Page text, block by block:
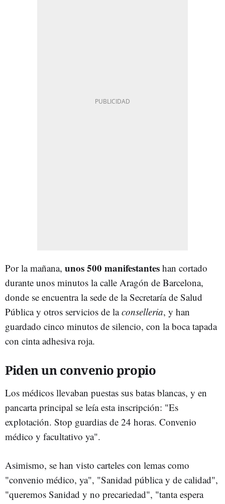
Por la mañana, unos 500 manifestantes han cortado
durante unos minutos la calle Aragón de Barcelona,
donde se encuentra la sede de la Secretaría de Salud
Pública y otros servicios de laconselleria, y han
guardado cinco minutos de silencio, con la boca tapada
con cinta adhesiva roja.
Piden un convenio propio
Los médicos llevaban puestas sus batas blancas, y en
pancarta principal se leía esta inscripción: "Es
explotación. Stop guardias de 24 horas. Convenio
médico y facultativo ya".
Asimismo, se han visto carteles con lemas como
"convenio médico, ya", "Sanidad pública y de calidad",
"queremos Sanidad y no precariedad", "tanta espera